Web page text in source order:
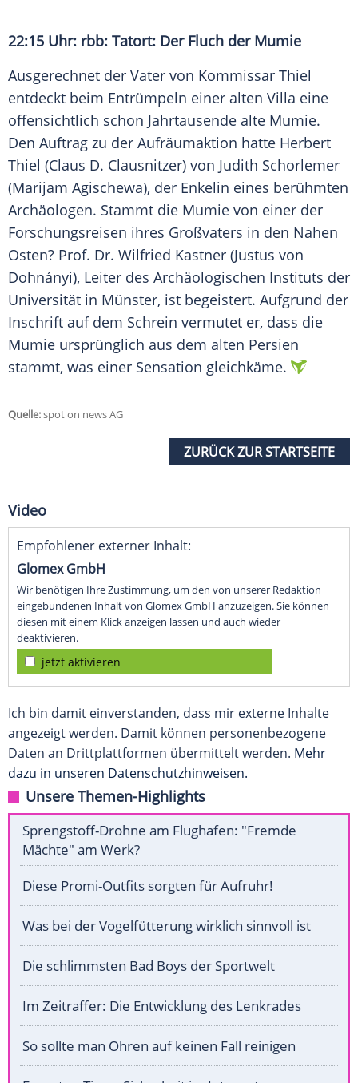
22:15 Uhr: rbb: Tatort: Der Fluch der Mumie
Ausgerechnet der Vater von Kommissar Thiel
entdeckt beim Entrümpeln einer alten Villa eine
offensichtlich schon Jahrtausende alte Mumie.
Den Auftrag zu der Aufräumaktion hatte Herbert
Thiel (Claus D. Clausnitzer) von Judith Schorlemer
(Marijam Agischewa), der Enkelin eines berühmten
Archäologen. Stammt die Mumie von einer der
Forschungsreisen ihres Großvaters in den Nahen
Osten? Prof. Dr. Wilfried Kastner (Justus von
Dohnányi), Leiter des Archäologischen Instituts der
Universität in Münster, ist begeistert. Aufgrund der
Inschrift auf dem Schrein vermutet er, dass die
Mumie ursprünglich aus dem alten Persien
stammt, was einer Sensation gleichkäme.
Quelle:spot on news AG
ZURÜCK ZUR STARTSEITE
Video
Empfohlener externer Inhalt:
Glomex GmbH
Wir benötigen Ihre Zustimmung, um den von unserer Redaktion
eingebundenen Inhalt von Glomex GmbH anzuzeigen. Sie können
diesen mit einem Klick anzeigen lassen und auch wieder
deaktivieren.
jetzt aktivieren
Ich bin damit einverstanden, dass mir externe Inhalte
angezeigt werden. Damit können personenbezogene
Daten an Drittplattformen übermittelt werden. Mehr
dazu in unseren Datenschutzhinweisen.
Unsere Themen-Highlights
Sprengstoff-Drohne am Flughafen: "Fremde
Mächte" am Werk?
Diese Promi-Outfits sorgten für Aufruhr!
Was bei der Vogelfütterung wirklich sinnvoll ist
Die schlimmsten Bad Boys der Sportwelt
Im Zeitraffer: Die Entwicklung des Lenkrades
So sollte man Ohren auf keinen Fall reinigen